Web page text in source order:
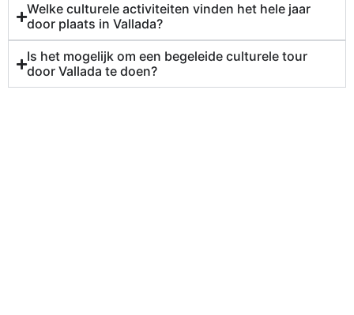
Welke culturele activiteiten vinden het hele jaar
door plaats in Vallada?
Is het mogelijk om een begeleide culturele tour
door Vallada te doen?